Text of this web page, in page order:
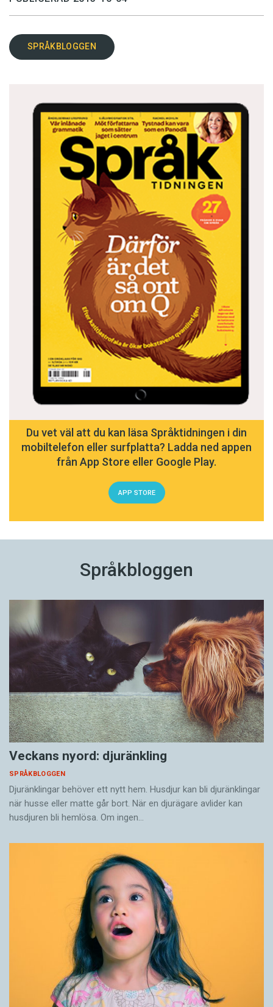
SPRÅKBLOGGEN
Du vet väl att du kan läsa Språktidningen i din
mobiltelefon eller surfplatta? Ladda ned appen
från App Store eller Google Play.
APP STORE
Språkbloggen
Veckans nyord: djuränkling
SPRÅKBLOGGEN
Djuränklingar behöver ett nytt hem. Husdjur kan bli djuränklingar
när husse eller matte går bort. När en djurägare avlider kan
husdjuren bli hemlösa. Om ingen…